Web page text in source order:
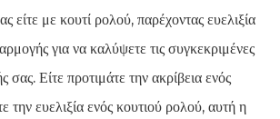
είτε με κουτί ρολού, παρέχοντας ευελιξία
για να καλύψετε τις συγκεκριμένες
σας. Είτε προτιμάτε την ακρίβεια ενός
την ευελιξία ενός κουτιού ρολού, αυτή η